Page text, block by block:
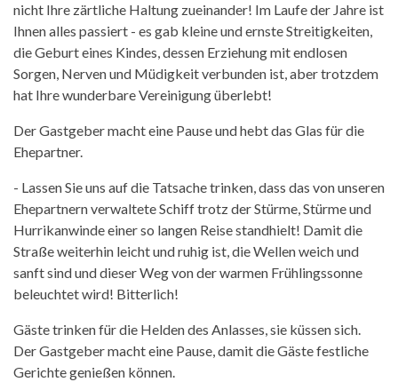
nicht Ihre zärtliche Haltung zueinander! Im Laufe der Jahre ist
Ihnen alles passiert - es gab kleine und ernste Streitigkeiten,
die Geburt eines Kindes, dessen Erziehung mit endlosen
Sorgen, Nerven und Müdigkeit verbunden ist, aber trotzdem
hat Ihre wunderbare Vereinigung überlebt!
Der Gastgeber macht eine Pause und hebt das Glas für die
Ehepartner.
- Lassen Sie uns auf die Tatsache trinken, dass das von unseren
Ehepartnern verwaltete Schiff trotz der Stürme, Stürme und
Hurrikanwinde einer so langen Reise standhielt! Damit die
Straße weiterhin leicht und ruhig ist, die Wellen weich und
sanft sind und dieser Weg von der warmen Frühlingssonne
beleuchtet wird! Bitterlich!
Gäste trinken für die Helden des Anlasses, sie küssen sich.
Der Gastgeber macht eine Pause, damit die Gäste festliche
Gerichte genießen können.